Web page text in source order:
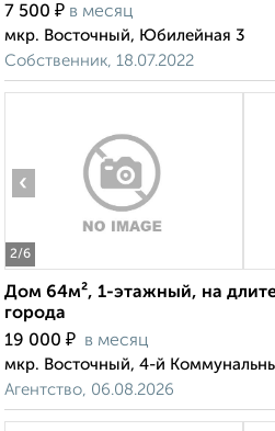
7 500 ₽ в месяц
мкр. Восточный, Юбилейная 3
Собственник, 18.07.2022
2/6
‹
Дом 64м², 1-этажный, на
города
19 000 ₽ в месяц
мкр. Восточный, 4-й
Агентство, 06.08.2026